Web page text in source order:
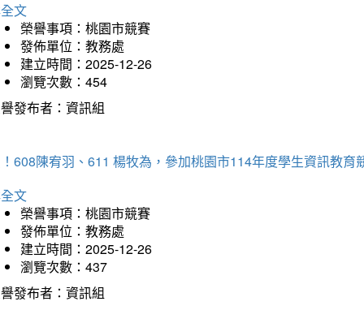
文
榮譽事項：桃園市競賽
發佈單位：教務處
建立時間：2025-12-26
瀏覽次數：454
發布者：資訊組
608陳宥羽、611 楊牧為，參加桃園市114年度學生資訊教育
文
榮譽事項：桃園市競賽
發佈單位：教務處
建立時間：2025-12-26
瀏覽次數：437
發布者：資訊組